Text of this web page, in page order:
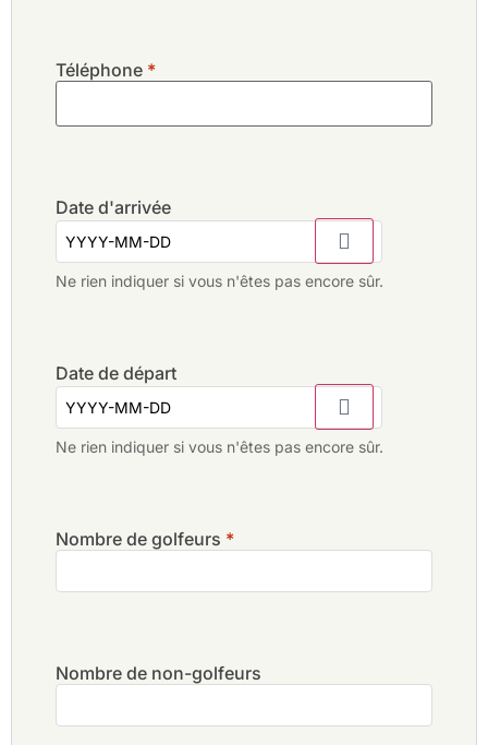
Téléphone *
Date d'arrivée
Ne rien indiquer si vous n'êtes pas encore sûr.
Date de départ
Ne rien indiquer si vous n'êtes pas encore sûr.
Nombre de golfeurs *
Nombre de non-golfeurs